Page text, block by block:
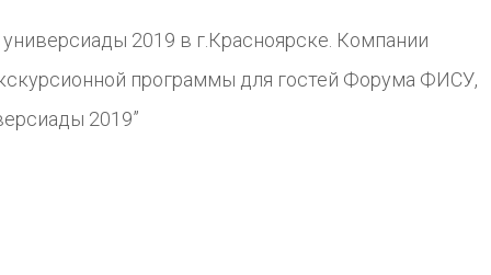
2019 в г.Красноярске. Компании
программы для гостей Форума ФИСУ,
2019”